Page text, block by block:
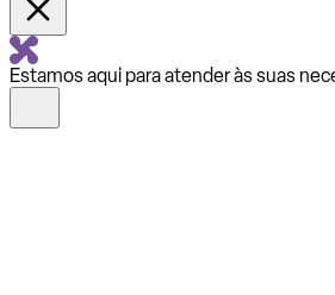
Estamos aqui para atender às suas